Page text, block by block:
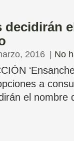
decidirán
2016 No
a
el